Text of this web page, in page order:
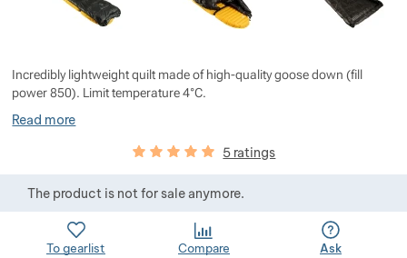
Incredibly lightweight quilt made of high-quality goose down (fill
power 850). Limit temperature 4°C.
Read more
Customer reviews
100% 5 ratings
The product is not for sale anymore.
To gearlist Compare Ask
Show more
Show more
Show more
Show more
Show more
Show more
Show more
Show more
Show more
Show more
Show more
Show more